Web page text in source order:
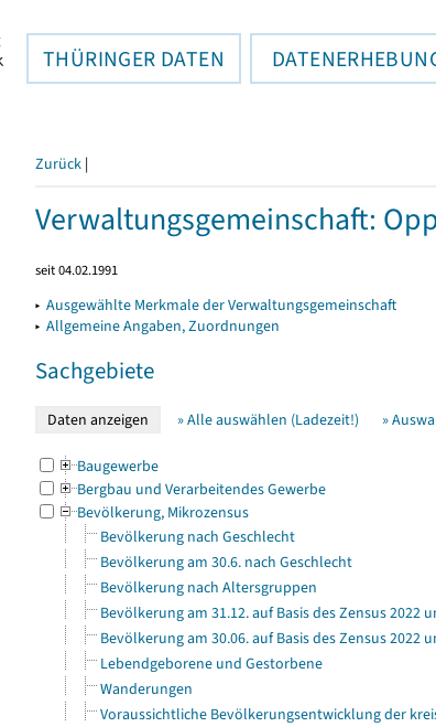
THÜRINGER DATEN
Zurück |
Verwaltungsgemeinschaft:
seit 04.02.1991
▸ Ausgewählte Merkmale der Verwaltungsgemeinschaft
▸ Allgemeine Angaben, Zuordnungen
Sachgebiete
» Alle auswählen (Ladezeit!) »
Baugewerbe
Bergbau und Verarbeitendes Gewerbe
Bevölkerung, Mikrozensus
Bevölkerung nach Geschlecht
Bevölkerung am 30.6. nach Geschlecht
Bevölkerung nach Altersgruppen
Bevölkerung am 31.12. auf Basis des Zensus 2022
Bevölkerung am 30.06. auf Basis des Zensus 2022
Lebendgeborene und Gestorbene
Wanderungen
Voraussichtliche Bevölkerungsentwicklung der